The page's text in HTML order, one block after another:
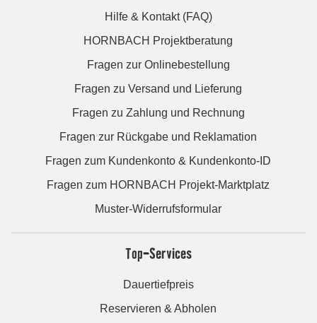
Hilfe & Kontakt (FAQ)
HORNBACH Projektberatung
Fragen zur Onlinebestellung
Fragen zu Versand und Lieferung
Fragen zu Zahlung und Rechnung
Fragen zur Rückgabe und Reklamation
Fragen zum Kundenkonto & Kundenkonto-ID
Fragen zum HORNBACH Projekt-Marktplatz
Muster-Widerrufsformular
Top-Services
Dauertiefpreis
Reservieren & Abholen